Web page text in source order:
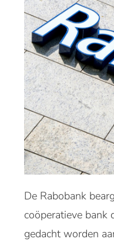
De Rabobank
coöperatieve bank
gedacht worden